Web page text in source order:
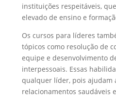
instituições respeitáveis,
elevado de ensino e
Os cursos para líderes
tópicos como resolução de
equipe e desenvolvimento
interpessoais. Essas
qualquer líder, pois ajudam
relacionamentos saudáveis